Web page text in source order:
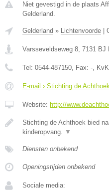
Niet gevestigd in de plaats
Gelderland.
Gelderland » Lichtenvoorde
Varsseveldseweg 8, 7131 BJ
Tel: 0544-487150, Fax: -,
E-mail › Stichting de
Website: http://
Stichting de Achthoek bied
kinderopvang. ▼
Diensten onbekend
Openingstijden onbekend
Sociale media: